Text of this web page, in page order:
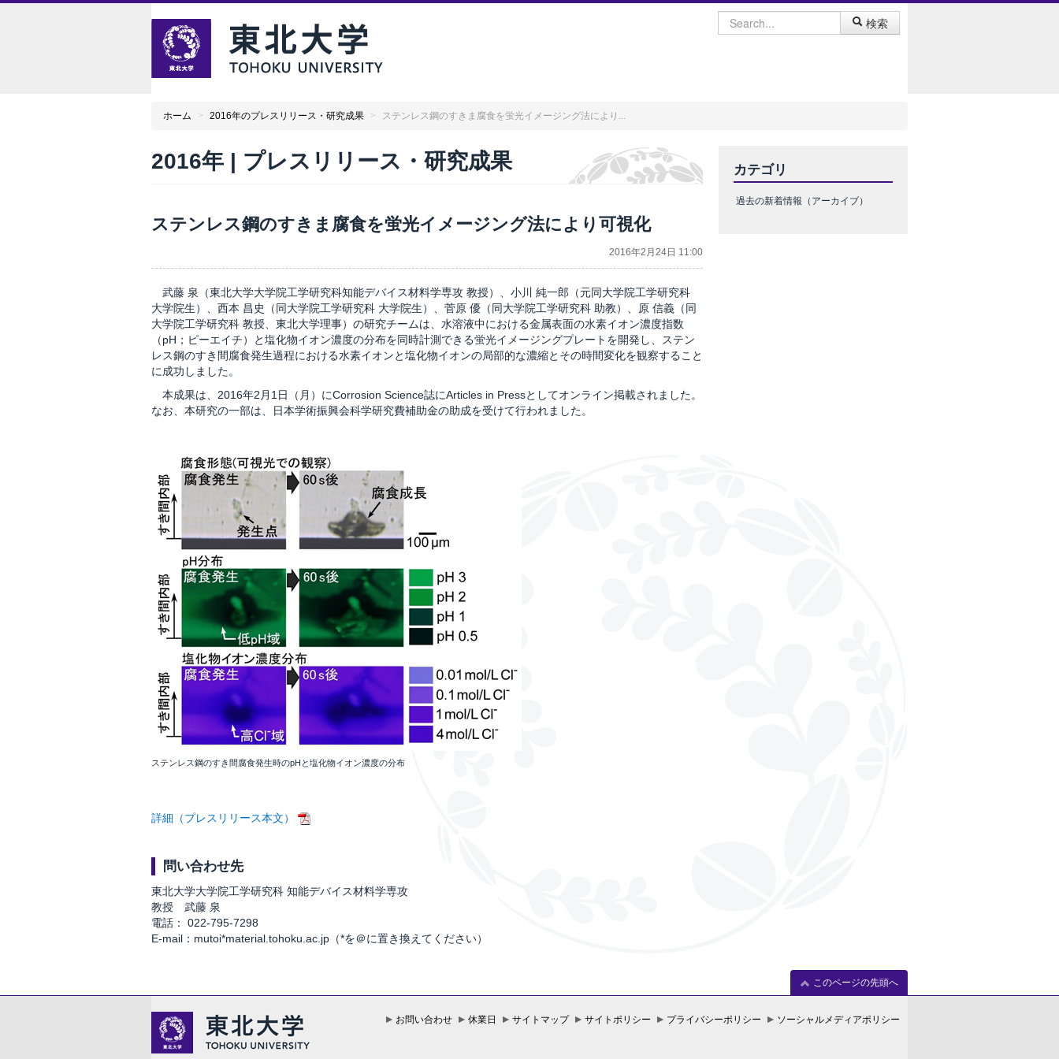
検索
ホーム > 2016年のプレスリリース・研究成果 > ステンレス鋼のすきま腐食を蛍光イメージング法により...
2016年 | プレスリリース・研究成果
ステンレス鋼のすきま腐食を蛍光イメージング法により可視化
2016年2月24日 11:00
武藤 泉（東北大学大学院工学研究科知能デバイス材料学専攻 教授）、小川 純一郎（元同大学院工学研究科
大学院生）、西本 昌史（同大学院工学研究科 大学院生）、菅原 優（同大学院工学研究科 助教）、原 信義（同
大学院工学研究科 教授、東北大学理事）の研究チームは、水溶液中における金属表面の水素イオン濃度指数
（pH；ピーエイチ）と塩化物イオン濃度の分布を同時計測できる蛍光イメージングプレートを開発し、ステン
レス鋼のすき間腐食発生過程における水素イオンと塩化物イオンの局部的な濃縮とその時間変化を観察すること
に成功しました。
本成果は、2016年2月1日（月）にCorrosion Science誌にArticles in Pressとしてオンライン掲載されました。
なお、本研究の一部は、日本学術振興会科学研究費補助金の助成を受けて行われました。
ステンレス鋼のすき間腐食発生時のpHと塩化物イオン濃度の分布
詳細（プレスリリース本文）
問い合わせ先
東北大学大学院工学研究科 知能デバイス材料学専攻
教授 武藤 泉
電話： 022-795-7298
E-mail：mutoi*material.tohoku.ac.jp（*を＠に置き換えてください）
カテゴリ
過去の新着情報（アーカイブ）
このページの先頭へ
お問い合わせ 休業日 サイトマップ サイトポリシー プライバシーポリシー ソーシャルメディアポリシー